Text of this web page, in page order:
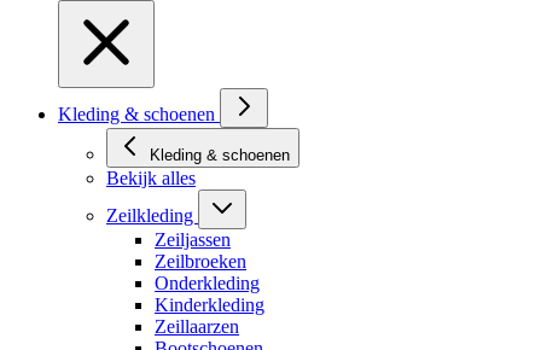
Kleding & schoenen
Kleding & schoenen
Bekijk alles
Zeilkleding
Zeiljassen
Zeilbroeken
Onderkleding
Kinderkleding
Zeillaarzen